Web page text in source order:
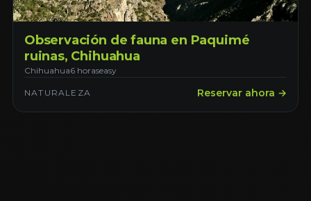
Observación de fauna en Paquimé
ruinas, Chihuahua
Chihuahua6 horaseasy
NATURALEZA Reservar ahora →